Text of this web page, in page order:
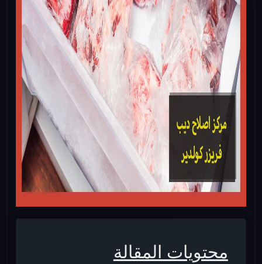
محتويات المقالة